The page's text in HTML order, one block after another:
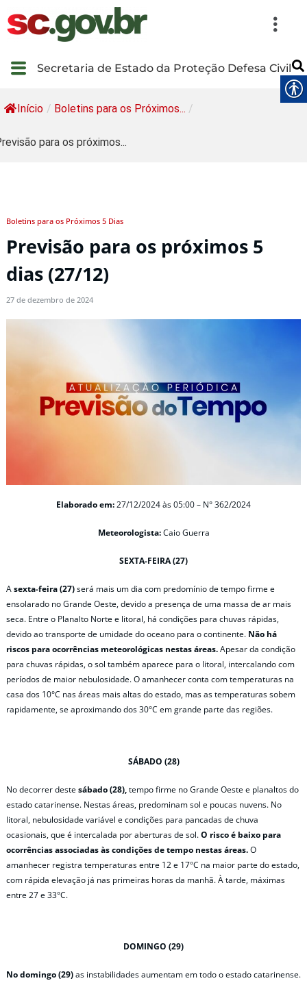
Secretaria de Estado da Proteção Defesa Civil
Início / Boletins para os Próximos... /
para os próximos...
Boletins para os Próximos 5 Dias
Previsão para os próximos 5
dias (27/12)
27 de dezembro de 2024
Elaborado em:27/12/2024 às 05:00 – N° 362/2024
Meteorologista:Caio Guerra
SEXTA-FEIRA (27)
Asexta-feira (27)será mais um dia com predomínio de tempo firme e
ensolarado no Grande Oeste, devido a presença de uma massa de ar mais
seca. Entre o Planalto Norte e litoral, há condições para chuvas rápidas,
devido ao transporte de umidade do oceano para o continente. Não há
riscos para ocorrências meteorológicas nestas áreas.Apesar da condição
para chuvas rápidas, o sol também aparece para o litoral, intercalando com
períodos de maior nebulosidade. O amanhecer conta com temperaturas na
casa dos 10°C nas áreas mais altas do estado, mas as temperaturas sobem
rapidamente, se aproximando dos 30°C em grande parte das regiões.
SÁBADO (28)
No decorrer destesábado (28),tempo firme no Grande Oeste e planaltos do
estado catarinense. Nestas áreas, predominam sol e poucas nuvens. No
litoral, nebulosidade variável e condições para pancadas de chuva
ocasionais, que é intercalada por aberturas de sol.O risco é baixo para
ocorrências associadas às condições de tempo nestas áreas.O
amanhecer registra temperaturas entre 12 e 17°C na maior parte do estado,
com rápida elevação já nas primeiras horas da manhã. À tarde, máximas
entre 27 e 33°C.
DOMINGO (29)
No domingo (29)as instabilidades aumentam em todo o estado catarinense.